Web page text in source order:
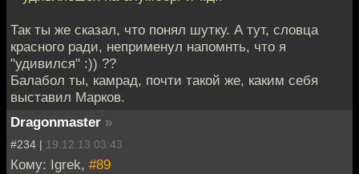
Так ты же сказал, что понял шутку. А тут, словца
красного ради, неприменул напомнть, что я
"удивился" :)) ??
Балабол ты, камрад, почти такой же, каким себя
выставил Марков.
Dragonmaster »
#234 | 19.12.13 03:43
Кому: Igrek, #89